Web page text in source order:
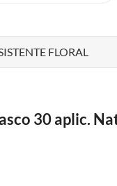
FLORAL
30 aplic.